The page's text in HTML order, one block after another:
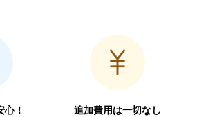
心！
追加費用は一切なし